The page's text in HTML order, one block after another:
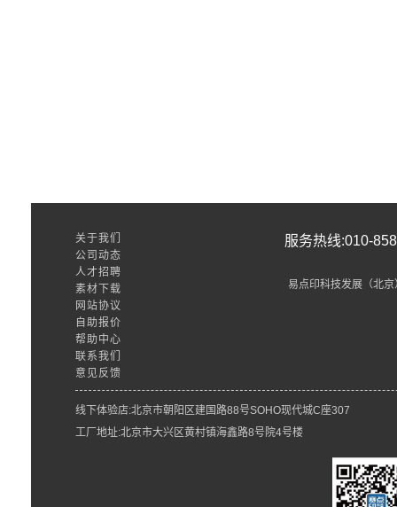
关于我们
公司动态
人才招聘
素材下载
网站协议
自助报价
帮助中心
联系我们
意见反馈
服务热线:010-
易点印科技发展（北京
线下体验店:北京市朝阳区建国路88号SOHO现代城C座307
工厂地址:北京市大兴区黄村镇海鑫路8号院4号楼